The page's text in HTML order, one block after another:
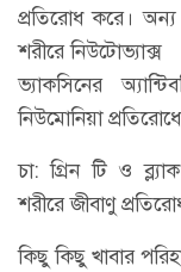
প্রতিরোধ করে।
শরীরে নিউটোভ্যাক্স
ভ্যাকসিনের
নিউমোনিয়া
চা: গ্রিন টি ও
শরীরে জীবাণু
কিছু কিছু খাবার